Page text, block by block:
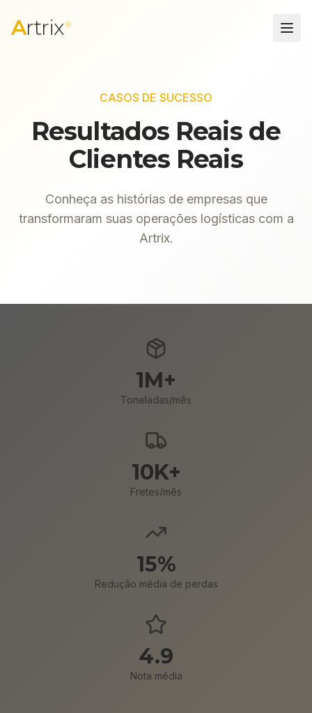
Artrix®
CASOS DE SUCESSO
Resultados Reais de
Clientes Reais
Conheça as histórias de empresas que
transformaram suas operações logísticas com a
Artrix.
1M+
Toneladas/mês
10K+
Fretes/mês
15%
Redução média de perdas
4.9
Nota média